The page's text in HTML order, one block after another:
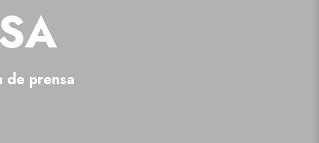
de prensa